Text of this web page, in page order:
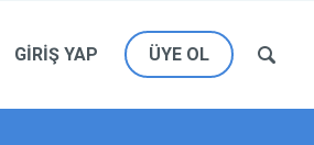
GIRIŞ YAP ÜYE OL